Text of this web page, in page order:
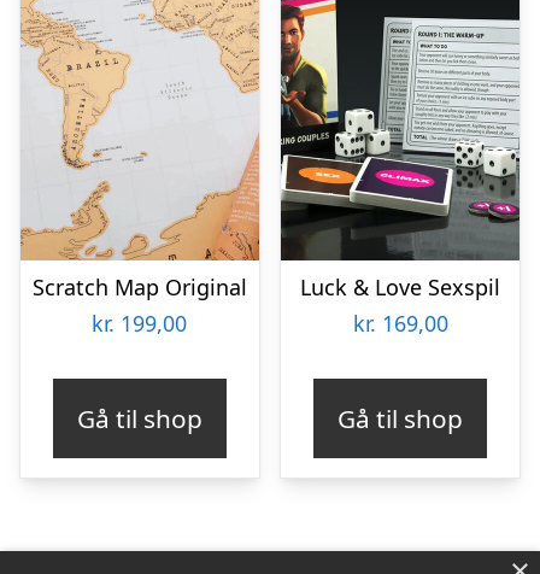
Scratch Map Original
kr. 199,00
Gå til shop
Luck & Love Sexspil
kr. 169,00
Gå til shop